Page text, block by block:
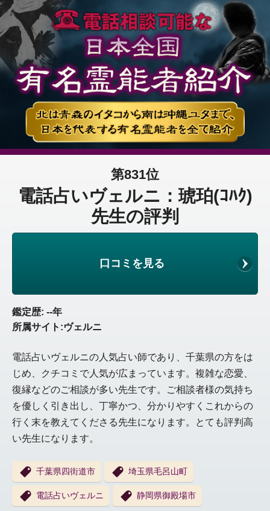
第831位
電話占いヴェルニ：琥珀(ｺﾊｸ)
先生の評判
口コミを見る
鑑定歴: --年
所属サイト:ヴェルニ
電話占いヴェルニの人気占い師であり、千葉県の方をは
じめ、クチコミで人気が広まっています。複雑な恋愛、
復縁などのご相談が多い先生です。ご相談者様の気持ち
を優しく引き出し、丁寧かつ、分かりやすくこれからの
行く末を教えてくださる先生になります。とても評判高
い先生になります。
千葉県四街道市 埼玉県毛呂山町
電話占いヴェルニ 静岡県御殿場市